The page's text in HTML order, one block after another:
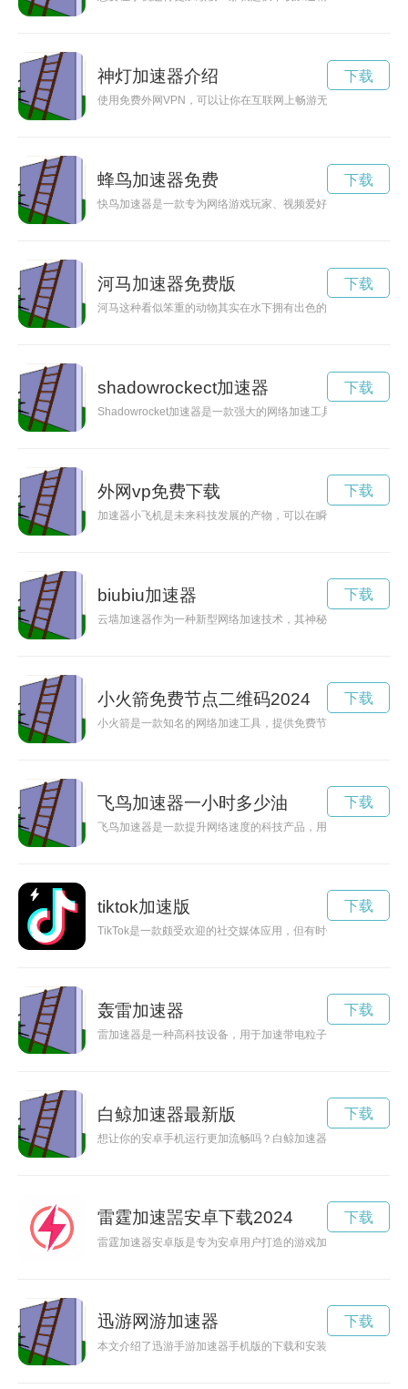
神灯加速器介绍
使用免费外网VPN，可以让你在互联网上畅游无阻，快速、稳
下载
蜂鸟加速器免费
快鸟加速器是一款专为网络游戏玩家、视频爱好者以及需要稳
下载
河马加速器免费版
河马这种看似笨重的动物其实在水下拥有出色的游泳能力，能
下载
shadowrockect加速器
Shadowrocket加速器是一款强大的网络加速工具，能够帮助用
下载
外网vp免费下载
加速器小飞机是未来科技发展的产物，可以在瞬间提升速度，
下载
biubiu加速器
云墙加速器作为一种新型网络加速技术，其神秘力量能够帮助
下载
小火箭免费节点二维码2024
小火箭是一款知名的网络加速工具，提供免费节点服务，为用
下载
飞鸟加速器一小时多少油
飞鸟加速器是一款提升网络速度的科技产品，用户可在短短一
下载
tiktok加速版
TikTok是一款颇受欢迎的社交媒体应用，但有时候由于网络不
下载
轰雷加速器
雷加速器是一种高科技设备，用于加速带电粒子的装置，广泛
下载
白鲸加速器最新版
想让你的安卓手机运行更加流畅吗？白鲸加速器官网安卓版将
下载
雷霆加速噐安卓下载2024
雷霆加速器安卓版是专为安卓用户打造的游戏加速工具，能够
下载
迅游网游加速器
本文介绍了迅游手游加速器手机版的下载和安装步骤，帮助玩
下载